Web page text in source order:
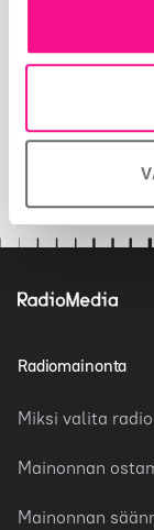
OTA MEIHIN
Seuraa
Radiomainonta
Miksi valita radio
Mainonnan
Mainonnan